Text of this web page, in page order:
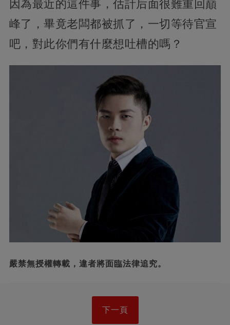
因為最近的這件事，估計后面很難重回巔
峰了，畢竟老闆都被抓了，一切等待官宣
吧，對此你們有什麼想吐槽的嗎？
嚴禁無授權轉載，違者將面臨法律追究。
下一頁